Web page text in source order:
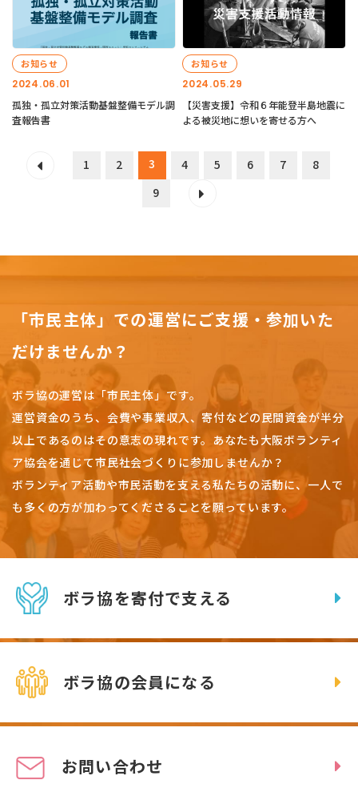
2024.06.01
お知らせ
孤独・孤立対策活動基盤整備モデル調
査報告書
2024.05.29
お知らせ
【災害支援】令和６年能登半島地震に
よる被災地に想いを寄せる方へ
1 2 3 4 5 6 7
8
9
「市民主体」での運営にご支援・参加いた
だけませんか？
ボラ協の運営は「市民主体」です。
運営資金のうち、会費や事業収入、寄付などの民間資金が半分
以上であるのはその意志の現れです。 あなたも大阪ボランティ
ア協会を通じて市民社会づくりに参加しませんか？
ボランティア活動や市民活動を支える私たちの活動に、一人で
も多くの方が加わってくださることを願っています。
ボラ協を寄付で支える
ボラ協の会員になる
お問い合わせ